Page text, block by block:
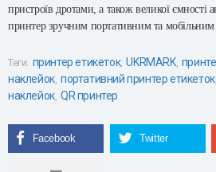
пристроїв дротами, а також великої ємності
принтер зручним портативним та
Теги: принтер етикеток, UKRMARK,
наклейок, портативний принтер етикеток,
наклейок, QR принтер